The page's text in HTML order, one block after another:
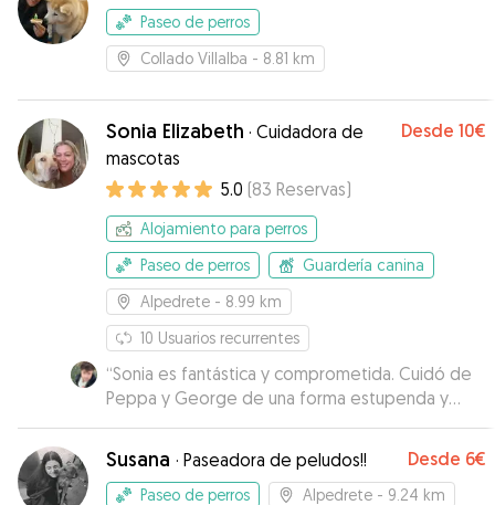
Paseo de perros
Collado Villalba - 8.81 km
Sonia Elizabeth · Cuidadora de
mascotas
Desde 10€
5.0 (83 Reservas)
Alojamiento para perros
Paseo de perros
Guardería canina
Alpedrete - 8.99 km
10 Usuarios recurrentes
“Sonia es fantástica y comprometida. Cuidó de
Peppa y George de una forma estupenda y
estuvieron felices con ella.”
Susana · Paseadora de peludos!! Desde 6€
Paseo de perros Alpedrete - 9.24 km